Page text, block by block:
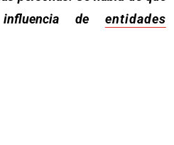
de entidades